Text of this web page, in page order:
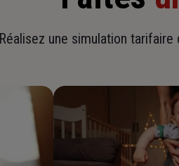
Réalisez une simulation